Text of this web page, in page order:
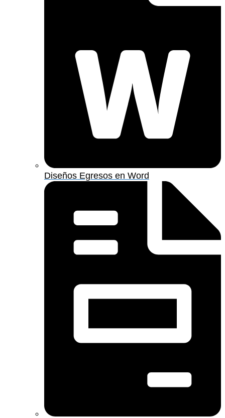
Diseños Egresos en Word